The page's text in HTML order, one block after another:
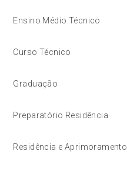
Ensino Médio Técnico
Curso Técnico
Graduação
Preparatório Residência
Residência e Aprimoramento